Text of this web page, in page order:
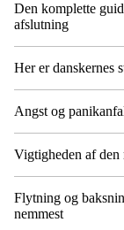
Den komplette
afslutning
Her er danskernes
Angst og
Vigtigheden af den
Flytning og
nemmest